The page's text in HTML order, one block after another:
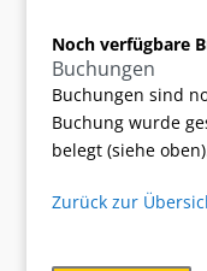
Noch verfügbare
Buchungen
Buchungen sind
Buchung wurde
belegt (siehe
Zurück zur